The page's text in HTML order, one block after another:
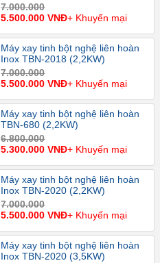
7.000.000
5.500.000 VNĐ+ Khuyến mại
Máy xay tinh bột nghệ liên hoàn
Inox TBN-2018 (2,2KW)
7.000.000
5.500.000 VNĐ+ Khuyến mại
Máy xay tinh bột nghệ liên hoàn
TBN-680 (2,2KW)
6.800.000
5.300.000 VNĐ+ Khuyến mại
Máy xay tinh bột nghệ liên hoàn
Inox TBN-2020 (2,2KW)
7.000.000
5.500.000 VNĐ+ Khuyến mại
Máy xay tinh bột nghệ liên hoàn
Inox TBN-2020 (3,5KW)